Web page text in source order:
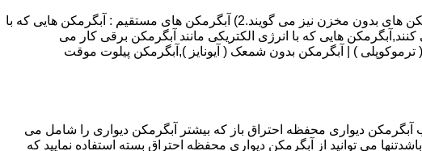
انواع آبگرمکن و تعمیر آبگرمکن عبارتند از : 1) آبگرمکن های گاز سوز : آب گرمکن های آنی دیواری,آبگرمکن های مخزن دار,آبگرمکن های بدون مخزن نیز می گویند.2) آبگرمکن های مستقیم : آبگرمکن هایی که با
هایی که با انرژی الکتریکی مانند آبگرمکن برقی کار می
گازسوز دیواری : آبگرمکن شمعک دار ( ترموکوپلی ) | آبگرمکن بدون شمعک ( آیونایز ),آبگرمکن پیلوت موقت
آبگرمکن دیواری محفظه احتراق باز که بیشتر آبگرمکن دیواری را شامل می
در متراژ های زیر 60 متر ممنوع می باشد.پس اگر متراژ واحدشما کمتر از 60 متر مربع می باشدتنها می توانید از آبگرمکن دیواری محفظه احتراق بسته استفاده نمایید که